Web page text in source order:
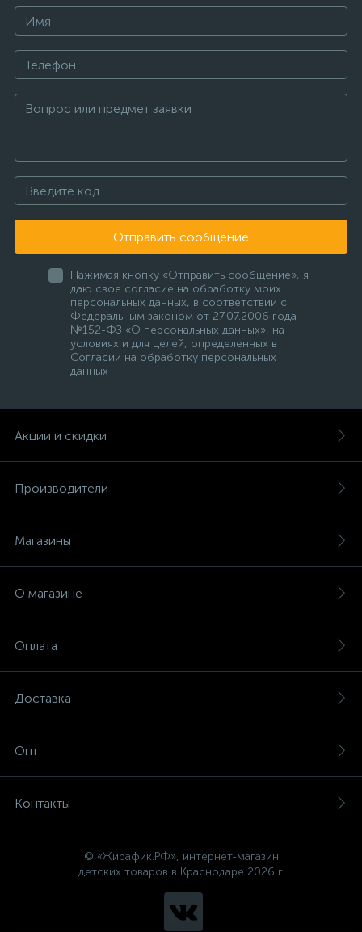
Отправить сообщение
Нажимая кнопку «Отправить сообщение», я
даю свое согласие на обработку моих
персональных данных, в соответствии с
Федеральным законом от 27.07.2006 года
№152-ФЗ «О персональных данных», на
условиях и для целей, определенных в
Согласии на обработку персональных
данных
Акции и скидки
Производители
Магазины
О магазине
Оплата
Доставка
Опт
Контакты
© «Жирафик.РФ», интернет-магазин
детских товаров в Краснодаре 2026 г.